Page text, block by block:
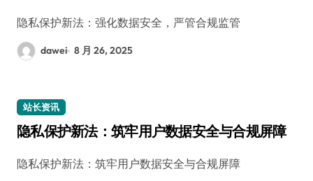
隐私保护新法：强化数据安全，严管合规监管
dawei 8 月 26, 2025
站长资讯
隐私保护新法：筑牢用户数据安全与合规屏障
隐私保护新法：筑牢用户数据安全与合规屏障